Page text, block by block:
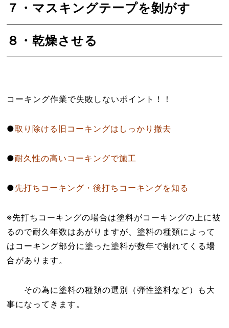
７・マスキングテープを剝がす
８・乾燥させる
コーキング作業で失敗しないポイント！！
●取り除ける旧コーキングはしっかり撤去
●耐久性の高いコーキングで施工
●先打ちコーキング・後打ちコーキングを知る
※先打ちコーキングの場合は塗料がコーキングの上に被
るので耐久年数はあがりますが、塗料の種類によって
はコーキング部分に塗った塗料が数年で割れてくる場
合があります。
その為に塗料の種類の選別（弾性塗料など）も大
事になってきます。